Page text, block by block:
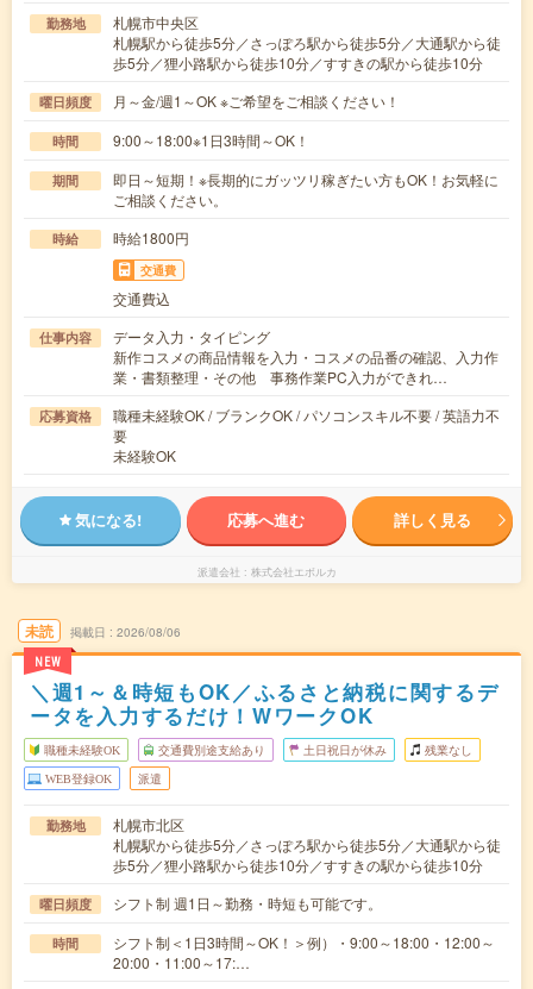
勤務地
札幌市中央区
札幌駅から徒歩5分／さっぽろ駅から徒歩5分／大通駅から徒
歩5分／狸小路駅から徒歩10分／すすきの駅から徒歩10分
曜日頻度 月～金/週1～OK ※ご希望をご相談ください！
時間 9:00～18:00※1日3時間～OK！
期間
即日～短期！※長期的にガッツリ稼ぎたい方もOK！お気軽に
ご相談ください。
時給 時給1800円
交通費
交通費込
仕事内容
データ入力・タイピング
新作コスメの商品情報を入力・コスメの品番の確認、入力作
業・書類整理・その他 事務作業PC入力ができれ…
応募資格
職種未経験OK / ブランクOK / パソコンスキル不要 / 英語力不
要
未経験OK
気になる! 応募へ進む 詳しく見る
派遣会社 株式会社エボルカ
未読
NEW
掲載日 2026/08/06
＼週1～＆時短もOK／ふるさと納税に関するデ
ータを入力するだけ！WワークOK
職種未経験OK 交通費別途支給あり 土日祝日が休み 残業なし
WEB登録OK 派遣
勤務地
札幌市北区
札幌駅から徒歩5分／さっぽろ駅から徒歩5分／大通駅から徒
歩5分／狸小路駅から徒歩10分／すすきの駅から徒歩10分
曜日頻度 シフト制 週1日～勤務・時短も可能です。
時間
シフト制＜1日3時間～OK！＞例）・9:00～18:00・12:00～
20:00・11:00～17:…